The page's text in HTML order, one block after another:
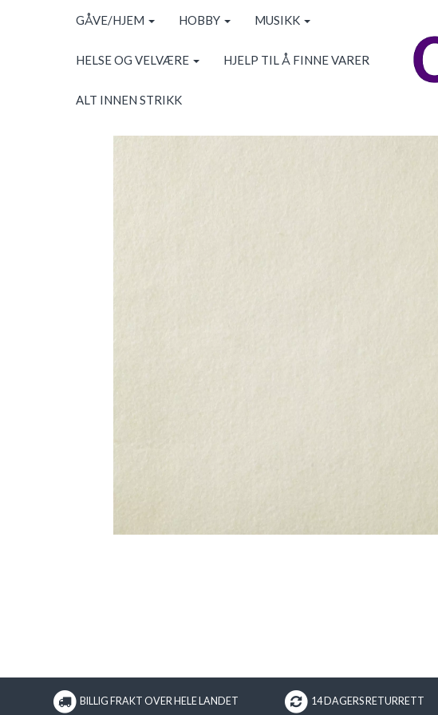
GÅVE/HJEM HOBBY MUSIKK
HELSE OG VELVÆRE HJELP TIL Å FINNE VARER
ALT INNEN STRIKK
BILLIG FRAKT OVER HELE LANDET 14 DAGERS RETURRETT